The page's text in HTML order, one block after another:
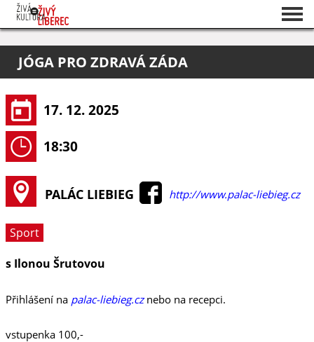
O projektu
Pořadatelé
JÓGA PRO ZDRAVÁ ZÁDA
17. 12. 2025
18:30
PALÁC LIEBIEG http://www.palac-liebieg.cz
Sport
s Ilonou Šrutovou
Přihlášení na palac-liebieg.cznebo na recepci.
vstupenka 100,-